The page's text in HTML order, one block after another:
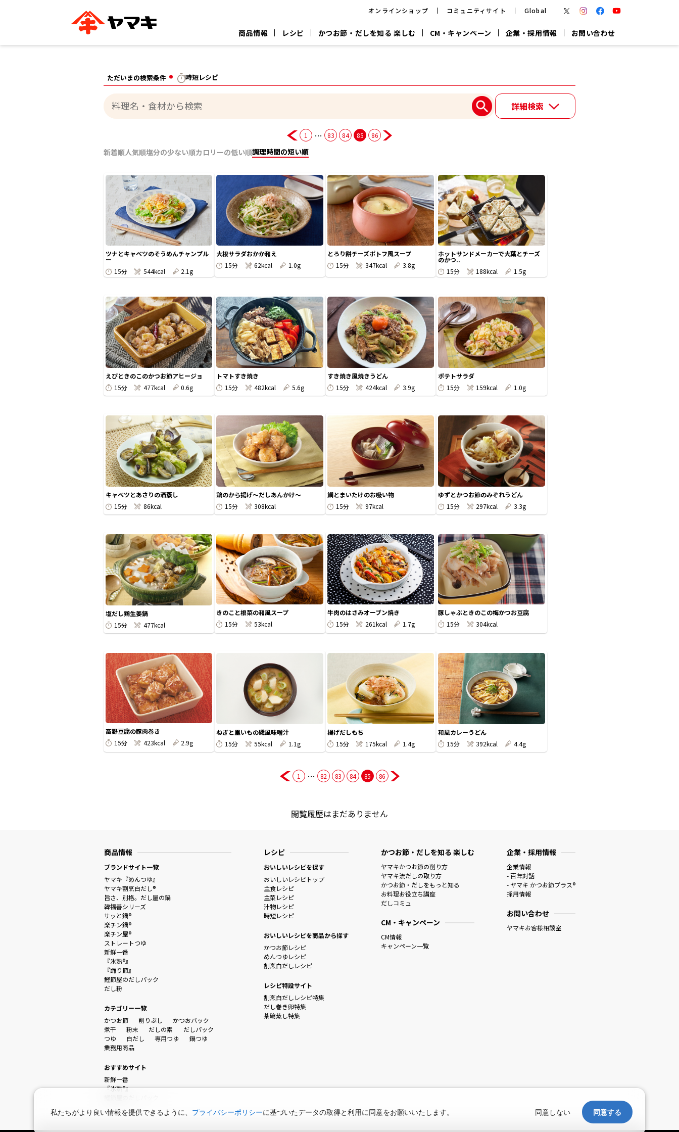
オンラインショップ コミュニティサイト Global
商品情報 レシピ かつお節・だしを知る 楽しむ CM・キャンペーン 企業・採用情報 お問い合わせ
ヤマキ
『めんつゆ』
ヤマキ
だし粉
カテゴリー別
かつお節 削りぶし かつおパック 煮干 粉末 だしの素 だしパック つゆ 白だし 専用調味料 鍋つゆ
主食レシピ
主菜レシピ
汁物レシピ
ヤマキの
割烹白だし
キャンペーン一覧
ヤマキ かつお節プラス®
ジョブリターン制
ただいまの検索条件 時短レシピ
詳細検索
1 … 83 84 85 86
新着順人気順塩分の少ない順カロリーの低い順調理時間の短い順
ツナとキャベツのそうめんチャンプル
ー
15分
544kcal 2.1g
大根サラダおかか和え
15分
62kcal 1.0g
とろり餅チーズポトフ風スープ
15分
347kcal 3.8g
ホットサンドメーカーで大葉とチーズ
のかつ..
15分
188kcal 1.5g
えびときのこのかつお節アヒージョ
15分
477kcal 0.6g
トマトすき焼き
15分
482kcal 5.6g
すき焼き風焼きうどん
15分
424kcal 3.9g
ポテトサラダ
15分
159kcal 1.0g
キャベツとあさりの酒蒸し
15分
86kcal
鶏のから揚げ～だしあんかけ～
15分
308kcal
鯛とまいたけのお吸い物
15分
97kcal
ゆずとかつお節のみぞれうどん
15分
297kcal 3.3g
塩だし鶏生姜鍋
15分
477kcal
きのこと根菜の和風スープ
15分
53kcal
牛肉のはさみオーブン焼き
15分
261kcal 1.7g
豚しゃぶときのこの梅かつお豆腐
15分
304kcal
高野豆腐の豚肉巻き
15分
423kcal 2.9g
ねぎと里いもの磯風味噌汁
15分
55kcal 1.1g
揚げだしもち
15分
175kcal 1.4g
和風カレーうどん
15分
392kcal 4.4g
1 … 82 83 84 85 86
閲覧履歴はまだありません
商品情報
ブランドサイト一覧
ヤマキ『めんつゆ』
ヤマキ割烹白だし®
旨さ、別格。だし屋の鍋
韓福善シリーズ
サッと鍋®
楽チン鍋®
楽チン屋®
ストレートつゆ
新鮮一番
『氷熟®』
『踊り節』
鰹節屋のだしパック
だし粉
カテゴリー一覧
かつお節
削りぶし
かつおパック
煮干
粉末 だしの素
だしパック
つゆ
白だし 専用つゆ
鍋つゆ
業務用商品
おすすめサイト
新鮮一番
『氷熟®』
レシピ
おいしいレシピを探す
おいしいレシピトップ
主食レシピ
主菜レシピ
汁物レシピ
時短レシピ
おいしいレシピを商品から探す
かつお節レシピ
めんつゆレシピ
割烹白だしレシピ
レシピ特設サイト
割烹白だしレシピ特集
だし巻き卵特集
茶碗蒸し特集
かつお節・だしを知る 楽しむ
ヤマキかつお節の削り方
ヤマキ流だしの取り方
かつお節・だしをもっと知る
お料理お役立ち講座
だしコミュ
CM・キャンペーン
CM情報
キャンペーン一覧
企業・採用情報
企業情報
- 百年対話
- ヤマキ かつお節プラス®
採用情報
お問い合わせ
ヤマキお客様相談室
私たちがより良い情報を提供できるように、 プライバシーポリシーに基づいたデータの取得と利用に同意をお願いいたします。 同意しない 同意する